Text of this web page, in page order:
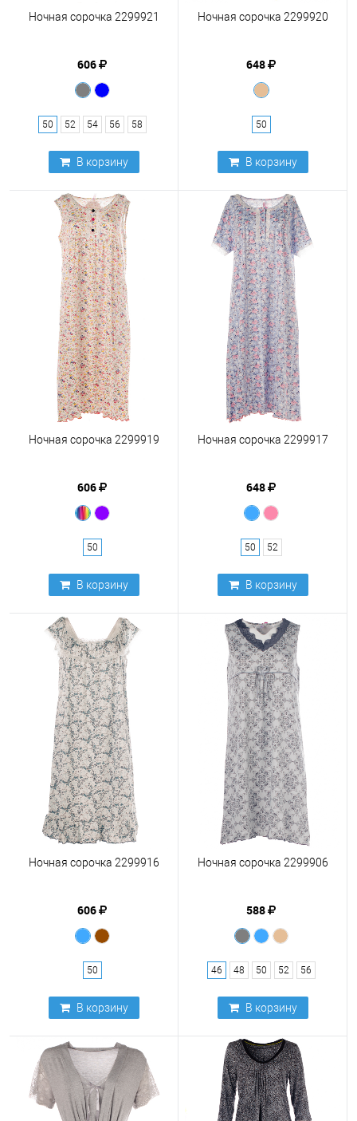
Ночная сорочка 2299921
606
50 52 54 56 58
В корзину
Ночная сорочка 2299920
648
50
В корзину
Ночная сорочка 2299919
606
50
В корзину
Ночная сорочка 2299917
648
50 52
В корзину
Ночная сорочка 2299916
606
50
В корзину
Ночная сорочка 2299906
588
46 48 50 52 56
В корзину